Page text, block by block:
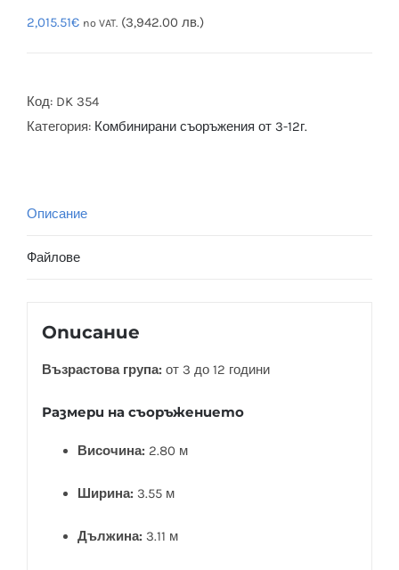
2,015.51€ no VAT. (3,942.00 лв.)
Код: DK 354
Категория: Комбинирани съоръжения от 3-12г.
Описание
Файлове
Описание
Възрастова група: от 3 до 12 години
Размери на съоръжението
Височина: 2.80 м
Ширина: 3.55 м
Дължина: 3.11 м